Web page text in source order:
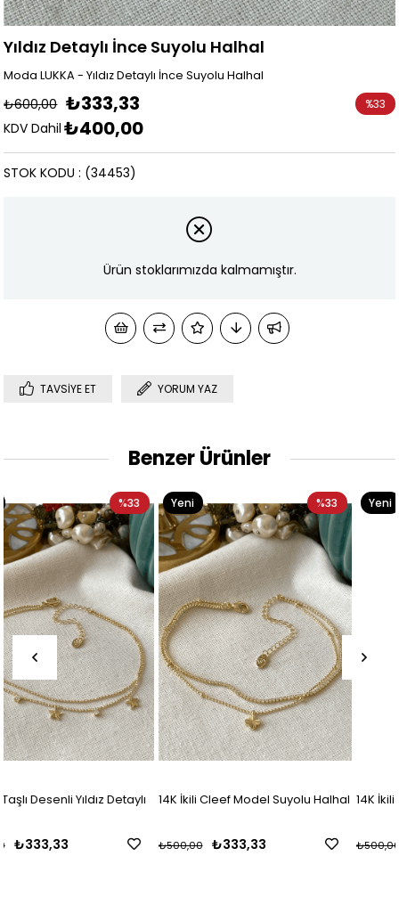
Yıldız Detaylı İnce Suyolu Halhal
Moda LUKKA - Yıldız Detaylı İnce Suyolu Halhal
₺600,00 ₺333,33
KDV Dahil ₺400,00
%33
(34453)
STOK KODU
Ürün stoklarımızda kalmamıştır.
TAVSIYE ET YORUM YAZ
Benzer Ürünler
14K İkili Cleef Model Suyolu Halhal
₺333,33
₺500,00
%33
Yeni
Ürün
14K İkili Mini Taşlı Dorikalı Halhal
₺333,33
₺500,00
Yeni
Ürün